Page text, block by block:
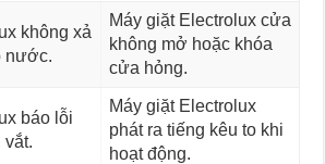
không xả
nước.
Máy giặt Electrolux cửa
không mở hoặc khóa
cửa hỏng.
báo lỗi
vắt.
Máy giặt Electrolux
phát ra tiếng kêu to khi
hoạt động.